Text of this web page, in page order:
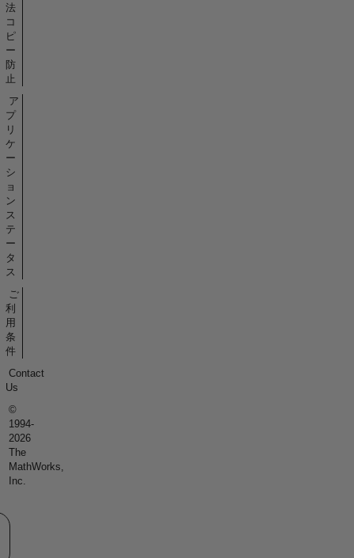
法
コ
ピ
ー
防
止
ア
プ
リ
ケ
ー
シ
ョ
ン
ス
テ
ー
タ
ス
ご
利
用
条
件
Contact
Us
©
1994-
2026
The
MathWorks,
Inc.
サイトの選択